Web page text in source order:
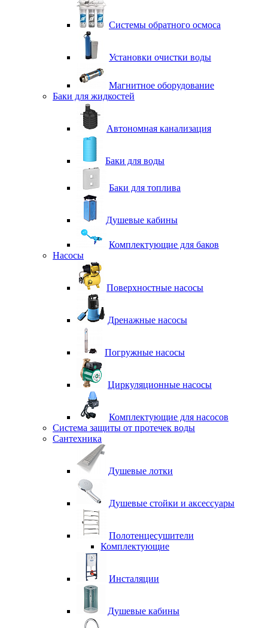
Системы обратного осмоса
Установки очистки воды
Магнитное оборудование
Баки для жидкостей
Автономная канализация
Баки для воды
Баки для топлива
Душевые кабины
Комплектующие для баков
Насосы
Поверхностные насосы
Дренажные насосы
Погружные насосы
Циркуляционные насосы
Комплектующие для насосов
Система защиты от протечек воды
Сантехника
Душевые лотки
Душевые стойки и аксессуары
Полотенцесушители
Комплектующие
Инсталяции
Душевые кабины